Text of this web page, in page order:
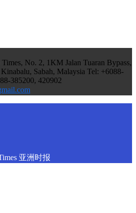
No. 2, 1KM Jalan Tuaran Bypass,
Sabah, Malaysia Tel: +6088-
385200, 420902
亚洲时报